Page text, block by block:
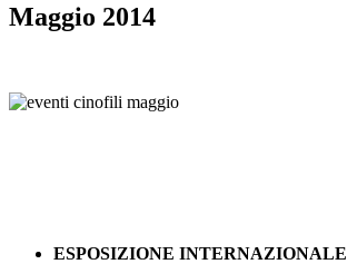
Maggio 2014
ESPOSIZIONE INTERNAZIONALE